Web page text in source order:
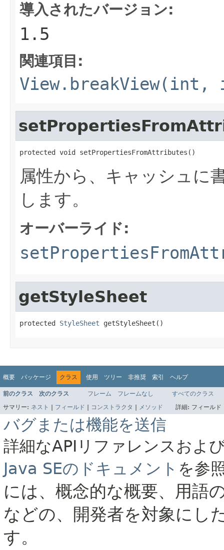
導入されたバージョン:
1.5
関連項目:
protected void setPropertiesFromAttributes()
属性から、キャッシュに
します。
オーバーライド:
getStyleSheet
protected StyleSheet getStyleSheet()
概要 パッケージ クラス 使用 ツリー 非推奨 索引 ヘルプ
前のクラス 次のクラス フレーム フレームなし
すべてのクラス
サマリー: ネスト フィールド コンストラクタ メソッド 詳細: フィール
バグまたは機能を送信
詳細なAPIリファレンスおよ
Java SEのドキュメント を参
には、概念的な概要、用語
などの、開発者を対象にし
す。